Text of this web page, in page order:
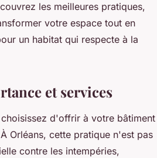
les meilleures pratiques,
votre espace tout en
un habitat qui respecte à la
et services
d'offrir à votre bâtiment
Orléans, cette pratique n'est pas
contre les intempéries,